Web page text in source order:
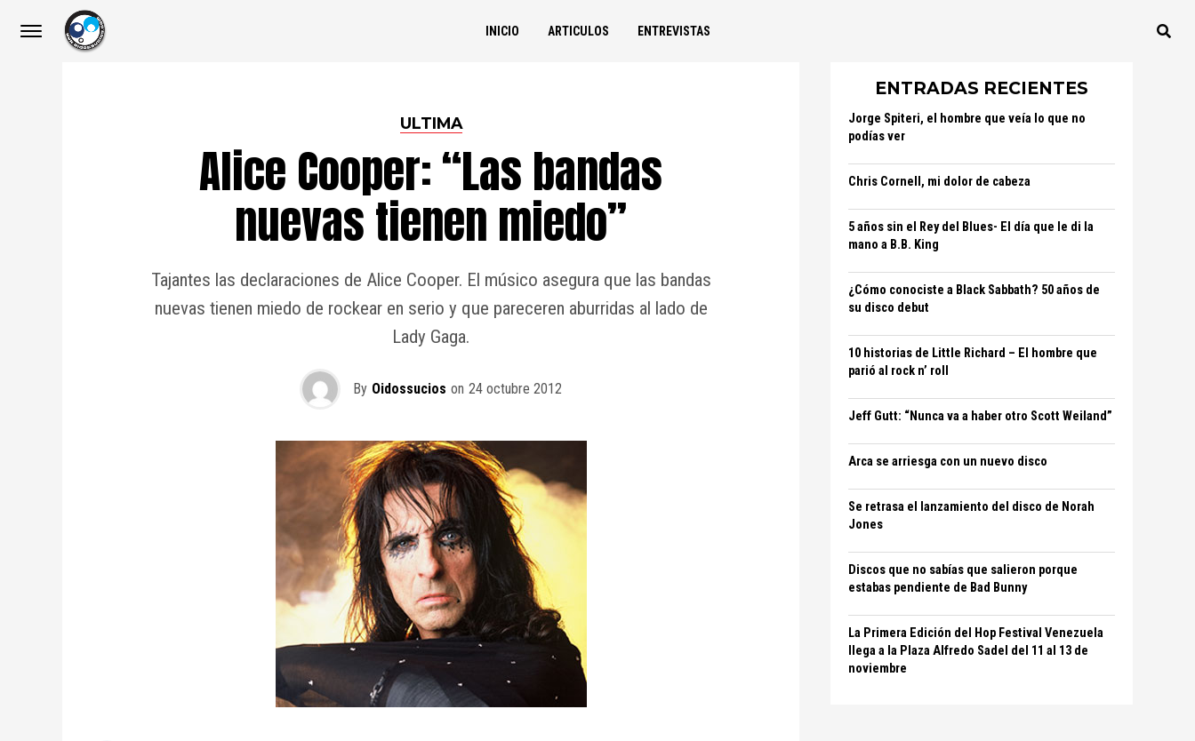
INICIO ARTICULOS ENTREVISTAS
ULTIMA
Alice Cooper: “Las bandas
nuevas tienen miedo”
Tajantes las declaraciones de Alice Cooper. El músico asegura que las bandas
nuevas tienen miedo de rockear en serio y que pareceren aburridas al lado de
Lady Gaga.
By Oidossucios on 24 octubre 2012
ENTRADAS RECIENTES
Jorge Spiteri, el hombre que veía lo que no
podías ver
Chris Cornell, mi dolor de cabeza
5 años sin el Rey del Blues- El día que le di la
mano a B.B. King
¿Cómo conociste a Black Sabbath? 50 años de
su disco debut
10 historias de Little Richard – El hombre que
parió al rock n’ roll
Jeff Gutt: “Nunca va a haber otro Scott Weiland”
Arca se arriesga con un nuevo disco
Se retrasa el lanzamiento del disco de Norah
Jones
Discos que no sabías que salieron porque
estabas pendiente de Bad Bunny
La Primera Edición del Hop Festival Venezuela
llega a la Plaza Alfredo Sadel del 11 al 13 de
noviembre